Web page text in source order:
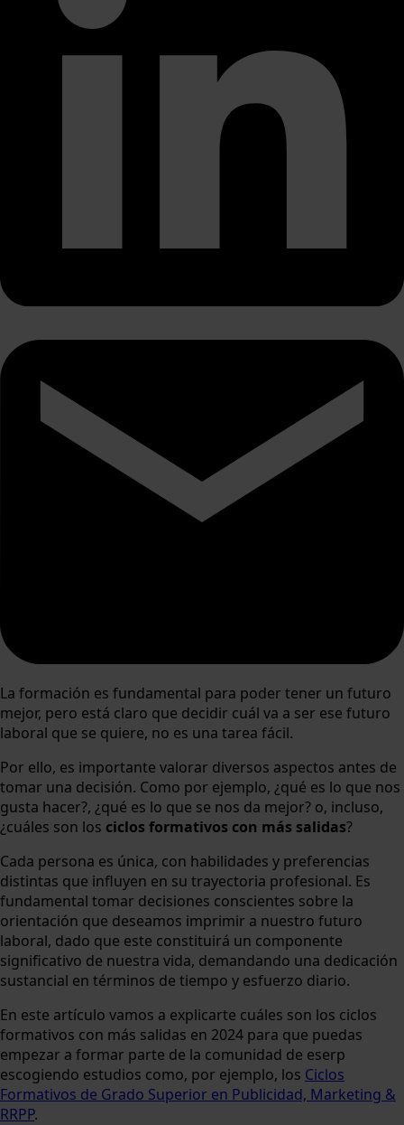
La formación es fundamental para poder tener un futuro
mejor, pero está claro que decidir cuál va a ser ese futuro
laboral que se quiere, no es una tarea fácil.
Por ello, es importante valorar diversos aspectos antes de
tomar una decisión. Como por ejemplo, ¿qué es lo que nos
gusta hacer?, ¿qué es lo que se nos da mejor? o, incluso,
¿cuáles son los ciclos formativos con más salidas?
Cada persona es única, con habilidades y preferencias
distintas que influyen en su trayectoria profesional. Es
fundamental tomar decisiones conscientes sobre la
orientación que deseamos imprimir a nuestro futuro
laboral, dado que este constituirá un componente
significativo de nuestra vida, demandando una dedicación
sustancial en términos de tiempo y esfuerzo diario.
En este artículo vamos a explicarte cuáles son los ciclos
formativos con más salidas en 2024 para que puedas
empezar a formar parte de la comunidad de eserp
escogiendo estudios como, por ejemplo, los Ciclos
Formativos de Grado Superior en Publicidad, Marketing &
RRPP.